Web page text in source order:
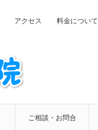
ご相談・お問合
アクセス 料金について